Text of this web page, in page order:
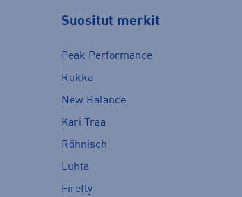
Suositut merkit
Peak Performance
Rukka
New Balance
Kari Traa
Röhnisch
Luhta
Firefly